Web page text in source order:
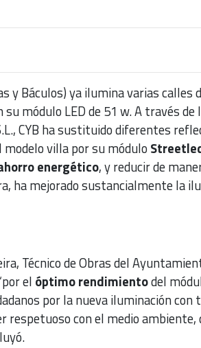
y Báculos) ya ilumina varias
su módulo LED de 51 w. A través
CYB ha sustituido diferentes
villa por su módulo
energético, y reducir de
ha mejorado sustancialmente la
Técnico de Obras del
el óptimo rendimientodel
por la nueva iluminación con
respetuoso con el medio